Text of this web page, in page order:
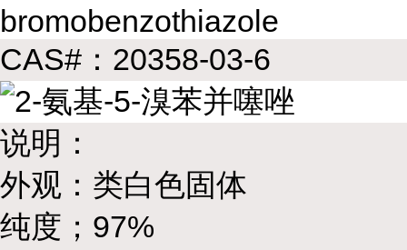
bromobenzothiazole
CAS#：20358-03-6
说明：
外观：类白色固体
纯度；97%